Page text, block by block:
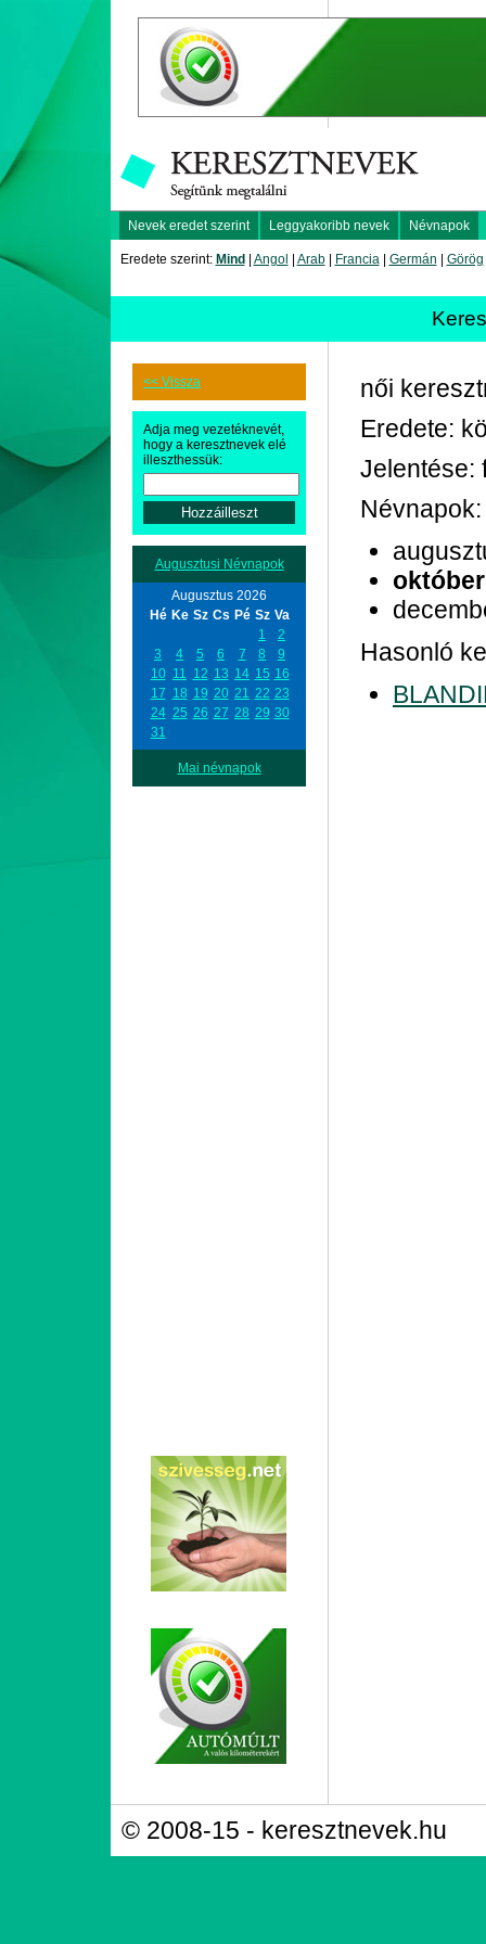
Nevek eredet szerint Leggyakoribb nevek Névnapok
Eredete szerint: Mind Angol Arab| Francia| Germán Görög
<< Vissza
Adja meg vezetéknevét,
hogy a keresztnevek elé
illeszthessük:
Augusztusi Névnapok
Augusztus 2026
Hé Ke Sz Cs Pé Sz Va
1
2
3
4 5 6 7 8
9
10 11 12 13 14 15 16
17 18 19 20 21 22 23
24 25 26 27 28 29 30
31
Mai névnapok
női
Eredete:
Jelentése:
Névnapok:
Hasonló
© 2008-15 - keresztnevek.hu